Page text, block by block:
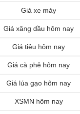
Giá xe máy
Giá xăng dầu hôm nay
Giá tiêu hôm nay
Giá cà phê hôm nay
Giá lúa gạo hôm nay
XSMN hôm nay